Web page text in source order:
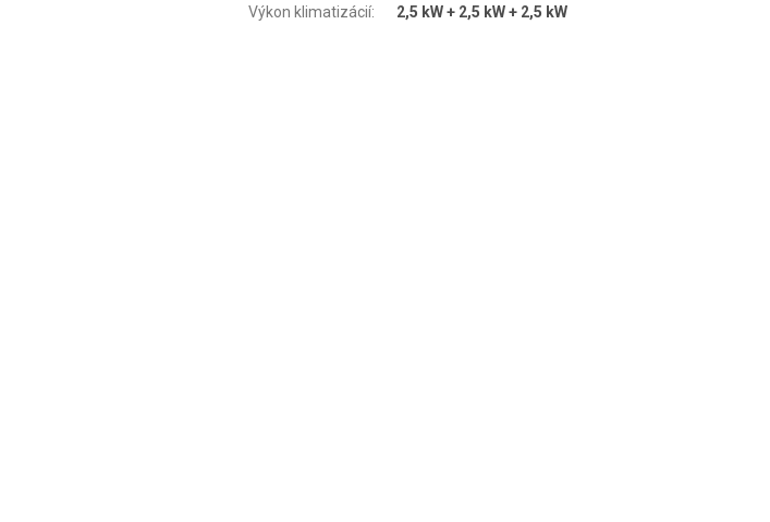
Výkon klimatizácií: 2,5 kW + 2,5 kW + 2,5 kW